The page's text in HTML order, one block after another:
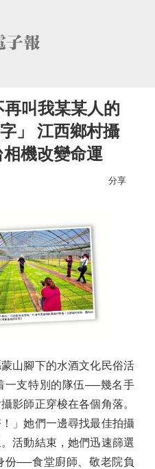
叫我某某人的
」 江西鄉村攝
機改變命運
分享
腳下的水酒文化民俗活
一支特別的隊伍──幾名手
影師正穿梭在各個角落。
」她們一邊尋找最佳拍攝
活動結束，她們迅速篩選
份──食堂廚師、敬老院負